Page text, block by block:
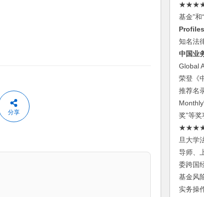
分享
★★★★
基金”
知名法
中国业
Global
荣登《
推荐名
奖”等奖
★★★★★
旦大学
导师、
委跨国
基金风
实务操